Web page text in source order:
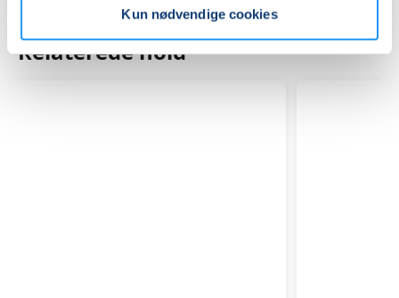
Kun nødvendige cookies
Relaterede hold